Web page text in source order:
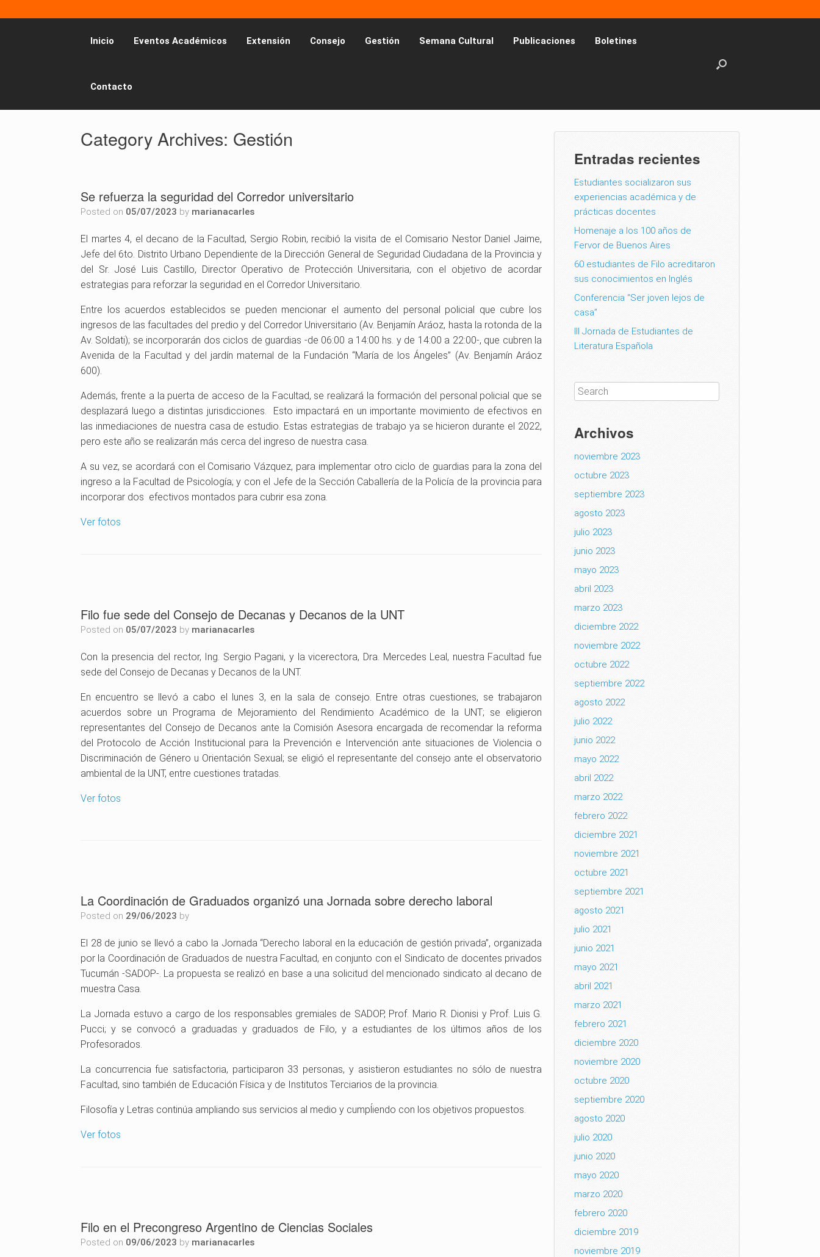
Inicio Eventos Académicos Extensión Consejo Gestión Semana Cultural Publicaciones Boletines
Contacto
Category Archives: Gestión
Se refuerza la seguridad del Corredor universitario
Posted on 05/07/2023 by marianacarles
El martes 4, el decano de la Facultad, Sergio Robin, recibió la visita de el Comisario Nestor Daniel Jaime,
Jefe del 6to. Distrito Urbano Dependiente de la Dirección General de Seguridad Ciudadana de la Provincia y
del Sr. José Luis Castillo, Director Operativo de Protección Universitaria, con el objetivo de acordar
estrategias para reforzar la seguridad en el Corredor Universitario.
Entre los acuerdos establecidos se pueden mencionar el aumento del personal policial que cubre los
ingresos de las facultades del predio y del Corredor Universitario (Av. Benjamín Aráoz, hasta la rotonda de la
Av. Soldati); se incorporarán dos ciclos de guardias -de 06:00 a 14:00 hs. y de 14:00 a 22:00-, que cubren la
Avenida de la Facultad y del jardín maternal de la Fundación “María de los Ángeles” (Av. Benjamín Aráoz
600).
Además, frente a la puerta de acceso de la Facultad, se realizará la formación del personal policial que se
desplazará luego a distintas jurisdicciones. Esto impactará en un importante movimiento de efectivos en
las inmediaciones de nuestra casa de estudio. Estas estrategias de trabajo ya se hicieron durante el 2022,
pero este año se realizarán más cerca del ingreso de nuestra casa.
A su vez, se acordará con el Comisario Vázquez, para implementar otro ciclo de guardias para la zona del
ingreso a la Facultad de Psicología; y con el Jefe de la Sección Caballería de la Policía de la provincia para
incorporar dos efectivos montados para cubrir esa zona.
Ver fotos
Filo fue sede del Consejo de Decanas y Decanos de la UNT
Posted on 05/07/2023 by marianacarles
Con la presencia del rector, Ing. Sergio Pagani, y la vicerectora, Dra. Mercedes Leal, nuestra Facultad fue
sede del Consejo de Decanas y Decanos de la UNT.
En encuentro se llevó a cabo el lunes 3, en la sala de consejo. Entre otras cuestiones, se trabajaron
acuerdos sobre un Programa de Mejoramiento del Rendimiento Académico de la UNT; se eligieron
representantes del Consejo de Decanos ante la Comisión Asesora encargada de recomendar la reforma
del Protocolo de Acción Institucional para la Prevención e Intervención ante situaciones de Violencia o
Discriminación de Género u Orientación Sexual; se eligió el representante del consejo ante el observatorio
ambiental de la UNT, entre cuestiones tratadas.
Ver fotos
La Coordinación de Graduados organizó una Jornada sobre derecho laboral
Posted on 29/06/2023 by
El 28 de junio se llevó a cabo la Jornada “Derecho laboral en la educación de gestión privada”, organizada
por la Coordinación de Graduados de nuestra Facultad, en conjunto con el Sindicato de docentes privados
Tucumán -SADOP-. La propuesta se realizó en base a una solicitud del mencionado sindicato al decano de
muestra Casa.
La Jornada estuvo a cargo de los responsables gremiales de SADOP, Prof. Mario R. Dionisi y Prof. Luis G.
Pucci; y se convocó a graduadas y graduados de Filo, y a estudiantes de los últimos años de los
Profesorados.
La concurrencia fue satisfactoria, participaron 33 personas, y asistieron estudiantes no sólo de nuestra
Facultad, sino también de Educación Física y de Institutos Terciarios de la provincia.
Filosofía y Letras continúa ampliando sus servicios al medio y cumpĺiendo con los objetivos propuestos.
Ver fotos
Filo en el Precongreso Argentino de Ciencias Sociales
Posted on 09/06/2023 by marianacarles
Entradas recientes
Estudiantes socializaron sus
experiencias académica y de
prácticas docentes
Homenaje a los 100 años de
Fervor de Buenos Aires
60 estudiantes de Filo acreditaron
sus conocimientos en Inglés
Conferencia “Ser joven lejos de
casa”
III Jornada de Estudiantes de
Literatura Española
Archivos
noviembre 2023
octubre 2023
septiembre 2023
agosto 2023
julio 2023
junio 2023
mayo 2023
abril 2023
marzo 2023
diciembre 2022
noviembre 2022
octubre 2022
septiembre 2022
agosto 2022
julio 2022
junio 2022
mayo 2022
abril 2022
marzo 2022
febrero 2022
diciembre 2021
noviembre 2021
octubre 2021
septiembre 2021
agosto 2021
julio 2021
junio 2021
mayo 2021
abril 2021
marzo 2021
febrero 2021
diciembre 2020
noviembre 2020
octubre 2020
septiembre 2020
agosto 2020
julio 2020
junio 2020
mayo 2020
marzo 2020
febrero 2020
diciembre 2019
noviembre 2019